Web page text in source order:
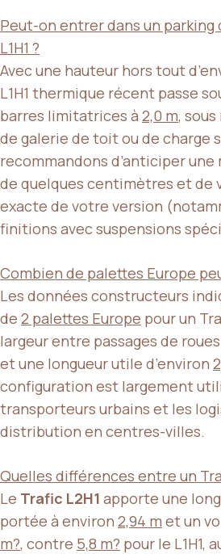
Peut-on entrer dans un parking
L1H1 ?
Avec une hauteur hors tout
L1H1 thermique récent passe
barres limitatrices à 2,0 m,
de galerie de toit ou de charge
recommandons d’anticiper
de quelques centimètres et de
exacte de votre version
finitions avec suspensions
Combien de palettes Europe
Les données constructeurs
de 2 palettes Europe pour un
largeur entre passages de
et une longueur utile d’environ
configuration est largement
transporteurs urbains et les
distribution en centres-villes.
Quelles différences entre un
Le Trafic L2H1 apporte une
portée à environ 2,94 m et un
m?, contre 5,8 m? pour le L1H1,